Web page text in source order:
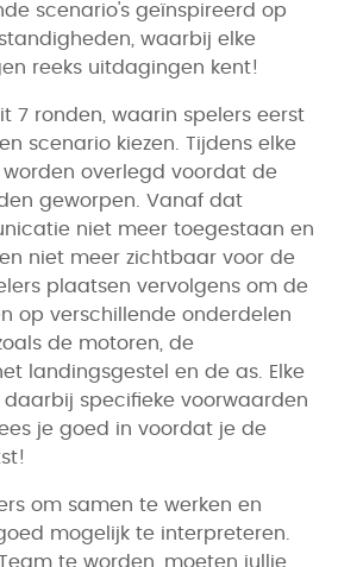
scenario's geïnspireerd op
waarbij elke
reeks uitdagingen kent!
7 ronden, waarin spelers eerst
scenario kiezen. Tijdens elke
overlegd voordat de
geworpen. Vanaf dat
niet meer toegestaan en
niet meer zichtbaar voor de
plaatsen vervolgens om de
op verschillende onderdelen
de motoren, de
landingsgestel en de as. Elke
specifieke voorwaarden
je goed in voordat je de
om samen te werken en
mogelijk te interpreteren.
te worden, moeten jullie